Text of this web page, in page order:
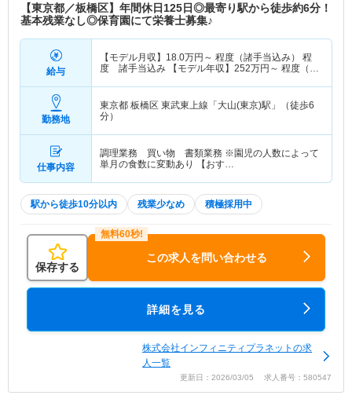
【東京都／板橋区】年間休日125日◎最寄り駅から徒歩約6分！
基本残業なし◎保育園にて栄養士募集♪
給与
【モデル月収】 18.0万円～ 程度（諸手当込み） 程
度 諸手当込み 【モデル年収】 252万円～ 程度（諸
勤務地
東京都 板橋区 東武東上線「大山(東京)駅」（徒歩6
分）
仕事内容
調理業務 買い物 書類業務 ※園児の人数によって
単月の食数に変動あり 【おす…
駅から徒歩10分以内 残業少なめ 積極採用中
保存する
この求人を問い合わせる
詳細を見る
株式会社インフィニティプラネットの求
人一覧
更新日：2026/03/05 求人番号：580547